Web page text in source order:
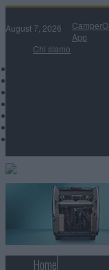
August 7, 2026
App
Chi siamo
Home